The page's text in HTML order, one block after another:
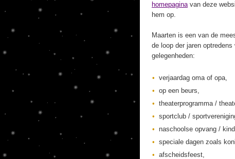
homepaginavan deze
hem op.
Maarten is een van de
de loop der jaren
gelegenheden:
verjaardag oma of opa,
op een beurs,
theaterprogramma /
sportclub /
naschoolse opvang /
speciale dagen zoals
afscheidsfeest,